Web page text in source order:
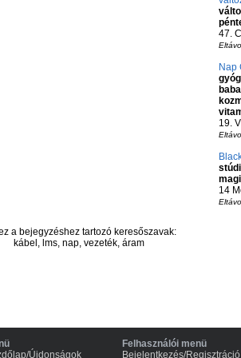
47.
Nap
19.
14
a bejegyzéshez tartozó keresőszavak:
kábel, lms, nap, vezeték, áram
Újdonságok
Felhasználói menü
Bejelentkezés/Regisztráció